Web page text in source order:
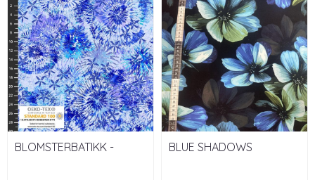
BLOMSTERBATIKK -
BLUE SHADOWS